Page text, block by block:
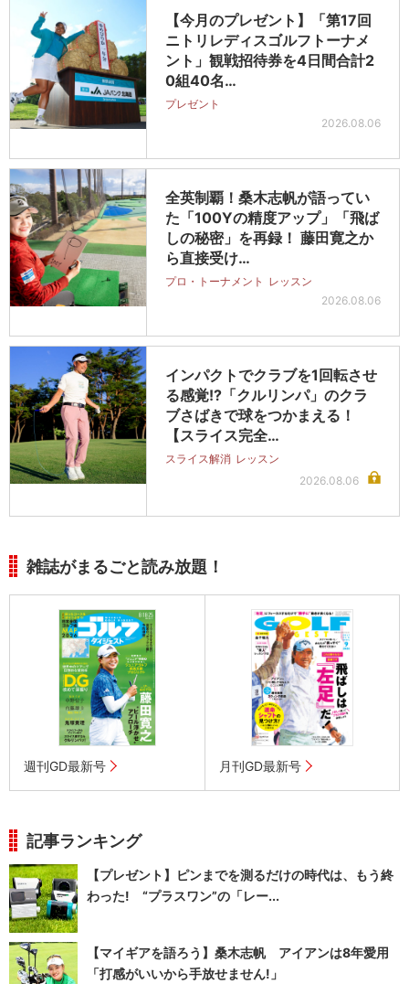
【今月のプレゼント】「第17回
ニトリレディスゴルフトーナメ
ント」観戦招待券を4日間合計2
0組40名…
プレゼント
2026.08.06
全英制覇！桑木志帆が語ってい
た「100Yの精度アップ」「飛ば
しの秘密」を再録！ 藤田寛之か
ら直接受け…
プロ・トーナメント レッスン
2026.08.06
インパクトでクラブを1回転させ
る感覚!?「クルリンパ」のクラ
ブさばきで球をつかまえる！
【スライス完全…
スライス解消 レッスン
2026.08.06
雑誌がまるごと読み放題！
週刊GD最新号 月刊GD最新号
記事ランキング
【プレゼント】ピンまでを測るだけの時代は、もう終
わった! “プラスワン”の「レー...
【マイギアを語ろう】桑木志帆 アイアンは8年愛用
「打感がいいから手放せません!」